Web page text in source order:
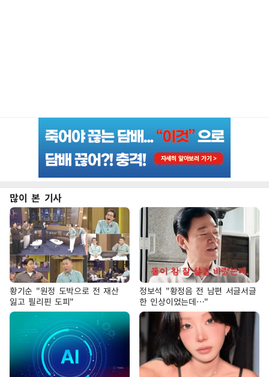
많이 본 기사
황기순 "원정 도박으로 전 재산
잃고 필리핀 도피"
정보석 "황정음 전 남편 서글서글
한 인상이었는데…"